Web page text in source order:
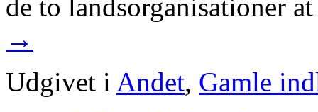
de to landsorganisationer
→
Udgivet i Andet, Gamle